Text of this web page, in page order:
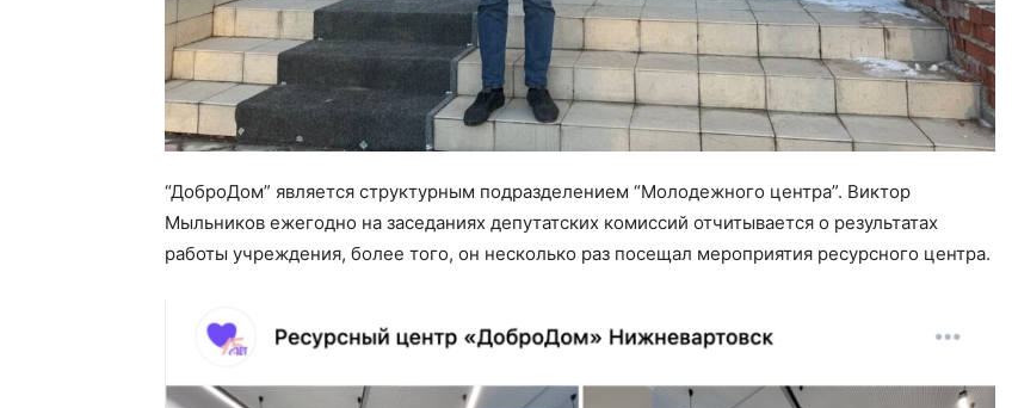
“ДоброДом” является структурным подразделением “Молодежного центра”. Виктор
Мыльников ежегодно на заседаниях депутатских комиссий отчитывается о результатах
работы учреждения, более того, он несколько раз посещал мероприятия ресурсного центра.